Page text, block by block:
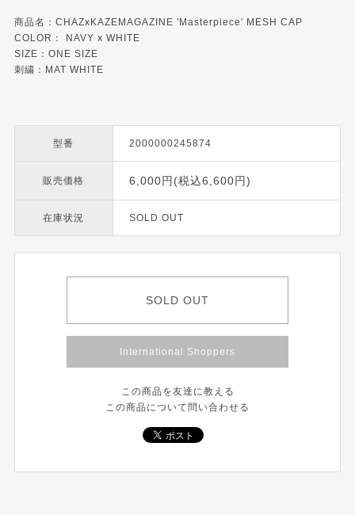
商品名：CHAZxKAZEMAGAZINE 'Masterpiece' MESH CAP
COLOR： NAVY x WHITE
SIZE：ONE SIZE
刺繍：MAT WHITE
型番 2000000245874
販売価格 6,000円(税込6,600円)
在庫状況 SOLD OUT
SOLD OUT
International Shoppers
この商品を友達に教える
この商品について問い合わせる